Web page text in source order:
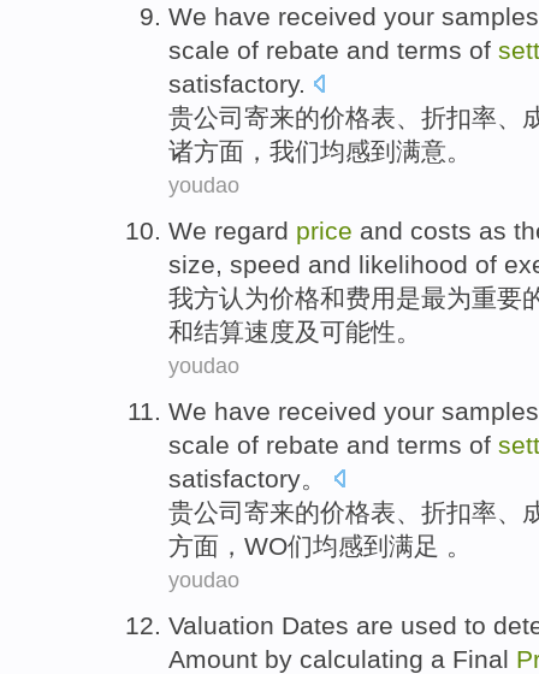
We have received your samples
scale of rebate and terms of
satisfactory.
贵公司寄来的价格表、 折扣率、
诸方面 ， 我们均感到满意。
youdao
We regard price and costs as
size, speed and likelihood of
我方认为价格和费用是最为重要
和结算速度及可能性。
youdao
We have received your samples
scale of rebate and terms of
satisfactory。
贵公司寄来的价格表、 折扣率、
方面 ， WO们均感到满足 。
youdao
Valuation Dates are used to
Amount by calculating a Final